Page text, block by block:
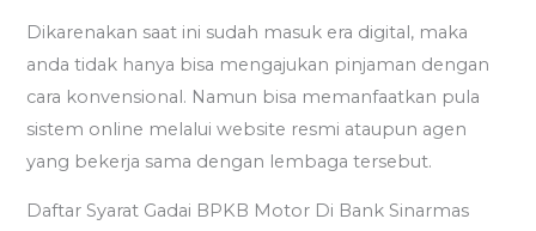
Dikarenakan saat ini sudah masuk era digital, maka
anda tidak hanya bisa mengajukan pinjaman dengan
cara konvensional. Namun bisa memanfaatkan pula
sistem online melalui website resmi ataupun agen
yang bekerja sama dengan lembaga tersebut.
Daftar Syarat Gadai BPKB Motor Di Bank Sinarmas